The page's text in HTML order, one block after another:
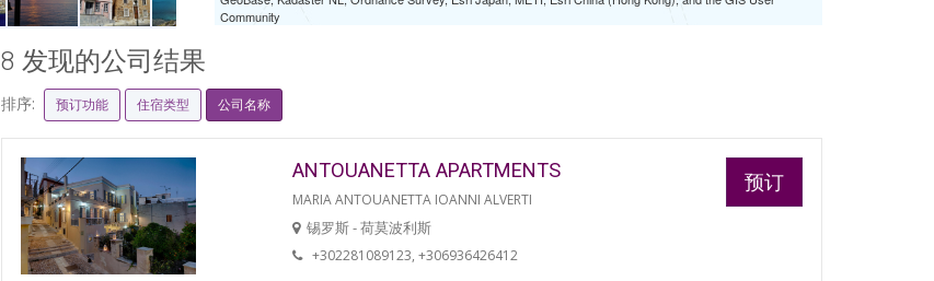
Community
8 发现的公司结果
排序: 预订功能 住宿类型 公司名称
ANTOUANETTA APARTMENTS
MARIA ANTOUANETTA IOANNI ALVERTI
锡罗斯 - 荷莫波利斯
+302281089123, +306936426412
预订